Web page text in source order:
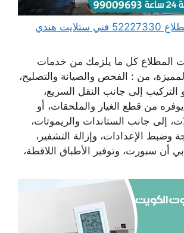
فني ستلايت المطلاع 52227330 فني ستلايت هندي
المطلاع كل ما يلزمك من خدمات
من : الفحص والصيانة والتصليح،
إلى جانب النقل السريع،
يوفره من قطع الغيار والملحقات، أو
إلى جانب الستاندات والريموتات،
وضبط الإعدادات، وإزالة التشفير،
أن سبورت، وتوفير الأطباق اللاقطة،